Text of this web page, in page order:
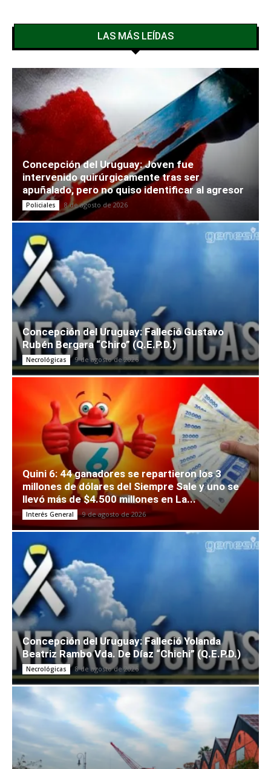
LAS MÁS LEÍDAS
Concepción del Uruguay: Joven fue
intervenido quirúrgicamente tras ser
apuñalado, pero no quiso identificar al agresor
Policiales 8 de agosto de 2026
Concepción del Uruguay: Falleció Gustavo
Rubén Bergara “Chiro” (Q.E.P.D.)
Necrológicas 9 de agosto de 2026
Quini 6: 44 ganadores se repartieron los 3
millones de dólares del Siempre Sale y uno se
llevó más de $4.500 millones en La...
Interés General 9 de agosto de 2026
Concepción del Uruguay: Falleció Yolanda
Beatriz Rambo Vda. De Díaz “Chichi” (Q.E.P.D.)
Necrológicas 8 de agosto de 2026